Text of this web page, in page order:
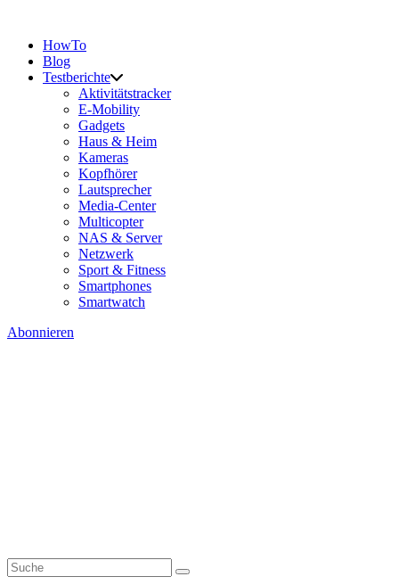
HowTo
Blog
Testberichte
Aktivitätstracker
E-Mobility
Gadgets
Haus & Heim
Kameras
Kopfhörer
Lautsprecher
Media-Center
Multicopter
NAS & Server
Netzwerk
Sport & Fitness
Smartphones
Smartwatch
Abonnieren